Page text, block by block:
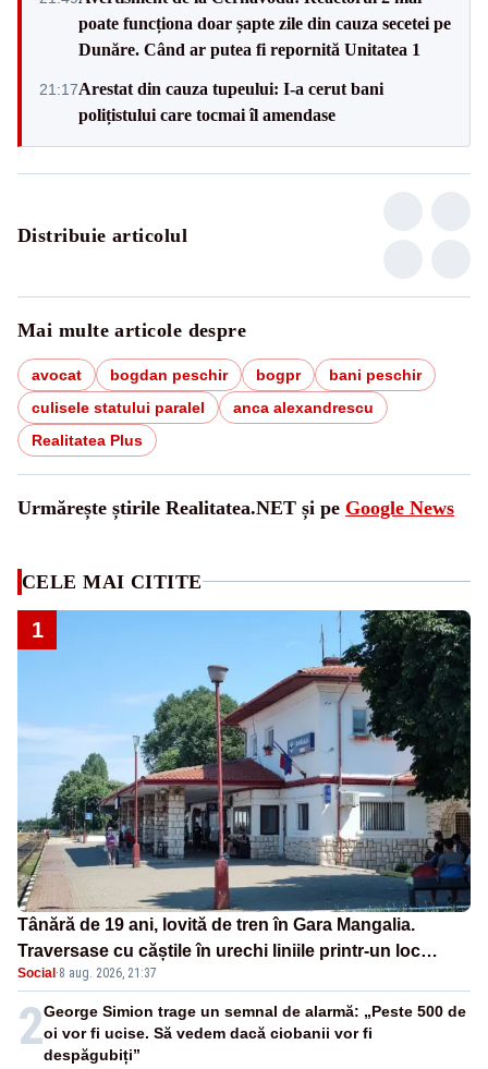
poate funcționa doar șapte zile din cauza secetei pe
Dunăre. Când ar putea fi repornită Unitatea 1
21:17Arestat din cauza tupeului: I-a cerut bani
polițistului care tocmai îl amendase
Distribuie articolul
Mai multe articole despre
avocat bogdan peschir bogpr
bani peschir
culisele statului paralel
anca alexandrescu
Realitatea Plus
Urmărește știrile Realitatea.NET și pe Google News
CELE MAI CITITE
1
Tânără de 19 ani, lovită de tren în Gara Mangalia.
Traversase cu căștile în urechi liniile printr-un loc
nepermis
Social ·8 aug. 2026, 21:37
2George Simion trage un semnal de alarmă: „Peste 500 de
oi vor fi ucise. Să vedem dacă ciobanii vor fi
despăgubiți”